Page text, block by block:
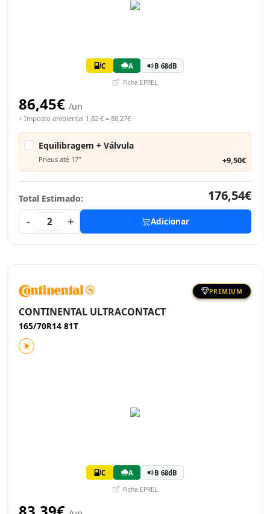
C A B 68dB
Ficha EPREL
86,45€ /un
+ Imposto ambiental 1,82 € = 88,27€
Equilibragem + Válvula
Pneus até 17" +9,50€
Total Estimado:
176,54€
-
2 + Adicionar
PREMIUM
CONTINENTAL ULTRACONTACT
165/70R14 81T
C A B 68dB
Ficha EPREL